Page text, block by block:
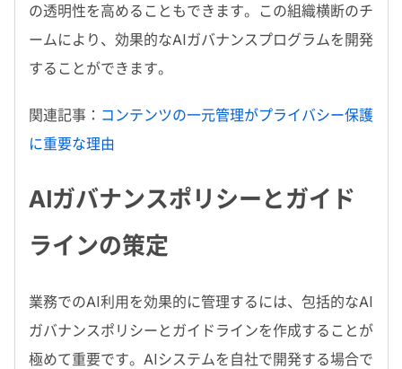
の透明性を高めることもできます。この組織横断のチ
ームにより、効果的なAIガバナンスプログラムを開発
することができます。
関連記事： コンテンツの一元管理がプライバシー保護
に重要な理由
AIガバナンスポリシーとガイド
ラインの策定
業務でのAI利用を効果的に管理するには、包括的なAI
ガバナンスポリシーとガイドラインを作成することが
極めて重要です。AIシステムを自社で開発する場合で